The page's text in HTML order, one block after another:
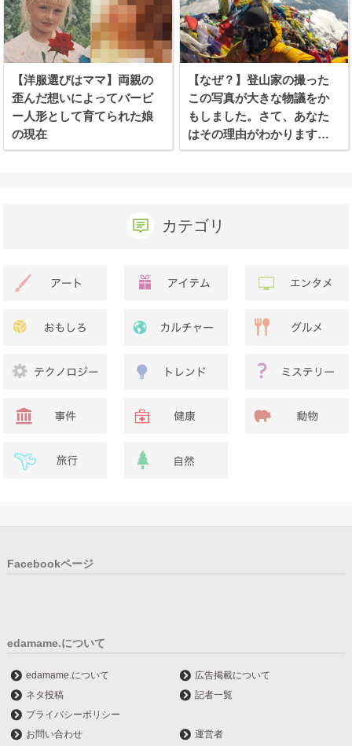
【洋服選びはママ】両親の
歪んだ想いによってバービ
ー人形として育てられた娘
の現在
【なぜ？】登山家の撮った
この写真が大きな物議をか
もしました。さて、あなた
はその理由がわかります
か？
カテゴリ
Facebookページ
edamame.について
edamame.について
広告掲載について
ネタ投稿
記者一覧
プライバシーポリシー
お問い合わせ
運営者